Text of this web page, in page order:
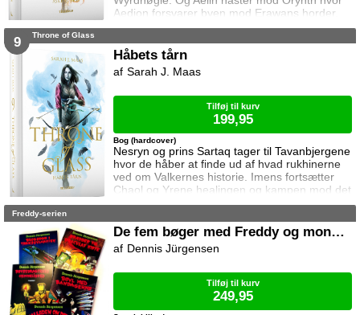
Aedion forsvarer byen mod Erawans horder.
Heldigvis er han ikke alene. Men kan deres
mod Erawans rædsler?
9 Throne of Glass
Håbets tårn
Nesryn og prins Sartaq tager til Tavanbjergene
hvor de håber at finde ud af hvad rukhinerne
ved om Valkernes historie. Imens fortsætter
Chaol og Yrene healingen og kampen mod det
mystiske mørke som lurer inden i ham. Men
deres venner derhjemme.
Bog (hardcover)
Sarah J. Maas
Tilføj til kurv
199,95
Freddy-serien
De fem bøger med Freddy og monstrene
Dennis Jürgensen
Tilføj til kurv
249,95